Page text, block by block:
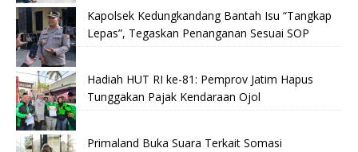
Kapolsek Kedungkandang Bantah Isu “Tangkap
Lepas”, Tegaskan Penanganan Sesuai SOP
Hadiah HUT RI ke-81: Pemprov Jatim Hapus
Tunggakan Pajak Kendaraan Ojol
Primaland Buka Suara Terkait Somasi